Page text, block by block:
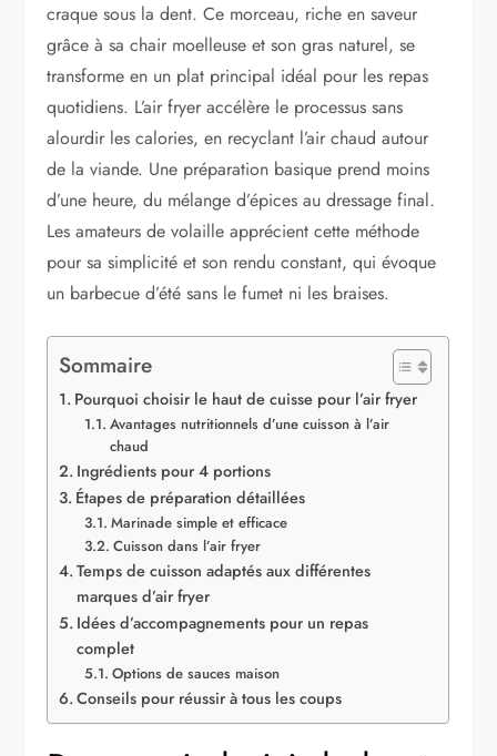
craque sous la dent. Ce morceau, riche en saveur
grâce à sa chair moelleuse et son gras naturel, se
transforme en un plat principal idéal pour les repas
quotidiens. L’air fryer accélère le processus sans
alourdir les calories, en recyclant l’air chaud autour
de la viande. Une préparation basique prend moins
d’une heure, du mélange d’épices au dressage final.
Les amateurs de volaille apprécient cette méthode
pour sa simplicité et son rendu constant, qui évoque
un barbecue d’été sans le fumet ni les braises.
Sommaire
Pourquoi choisir le haut de cuisse pour l’air fryer
Avantages nutritionnels d’une cuisson à l’air
chaud
Ingrédients pour 4 portions
Étapes de préparation détaillées
Marinade simple et efficace
Cuisson dans l’air fryer
Temps de cuisson adaptés aux différentes
marques d’air fryer
Idées d’accompagnements pour un repas
complet
Options de sauces maison
Conseils pour réussir à tous les coups